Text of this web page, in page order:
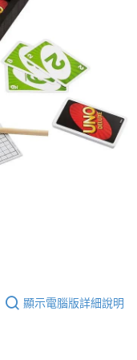
顯示電腦版詳細說明